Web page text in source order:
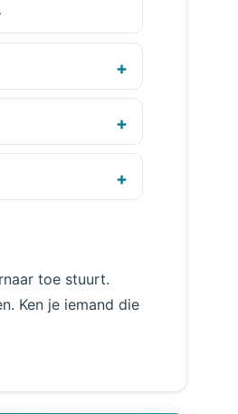
toe stuurt.
Ken je iemand die